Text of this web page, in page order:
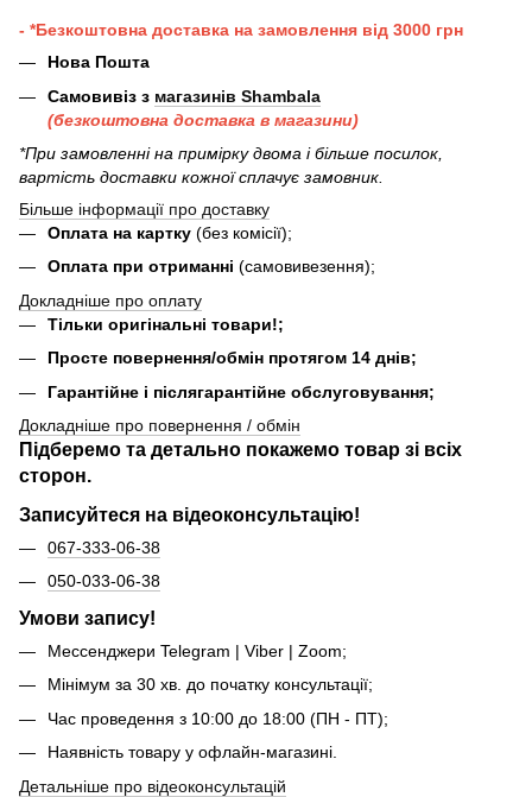
- *Безкоштовна доставка на замовлення від 3000 грн
Нова Пошта
Самовивіз з магазинів Shambala
(безкоштовна доставка в магазини)
*При замовленні на примірку двома і більше посилок,
вартість доставки кожної сплачує замовник.
Більше інформації про доставку
Оплата на картку (без комісії);
Оплата при отриманні (самовивезення);
Докладніше про оплату
Тільки оригінальні товари!;
Просте повернення/обмін протягом 14 днів;
Гарантійне і післягарантійне обслуговування;
Докладніше про повернення / обмін
Підберемо та детально покажемо товар зі всіх
сторон.
Записуйтеся на відеоконсультацію!
067-333-06-38
050-033-06-38
Умови запису!
Мессенджери Telegram | Viber | Zoom;
Мінімум за 30 хв. до початку консультації;
Час проведення з 10:00 до 18:00 (ПН - ПТ);
Наявність товару у офлайн-магазині.
Детальніше про відеоконсультацій